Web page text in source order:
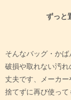
ずっと
そんなバッグ・かば
破損や取れない汚
丈夫です、メーカー
捨てずに再び使っ